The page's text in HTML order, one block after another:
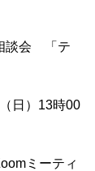
談会　「テ
日）13時00
ミーティ